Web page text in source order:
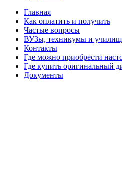
Главная
Как оплатить и получить
Частые вопросы
ВУЗы, техникумы и
Контакты
Где можно приобрести
Где купить оригинальный
Документы